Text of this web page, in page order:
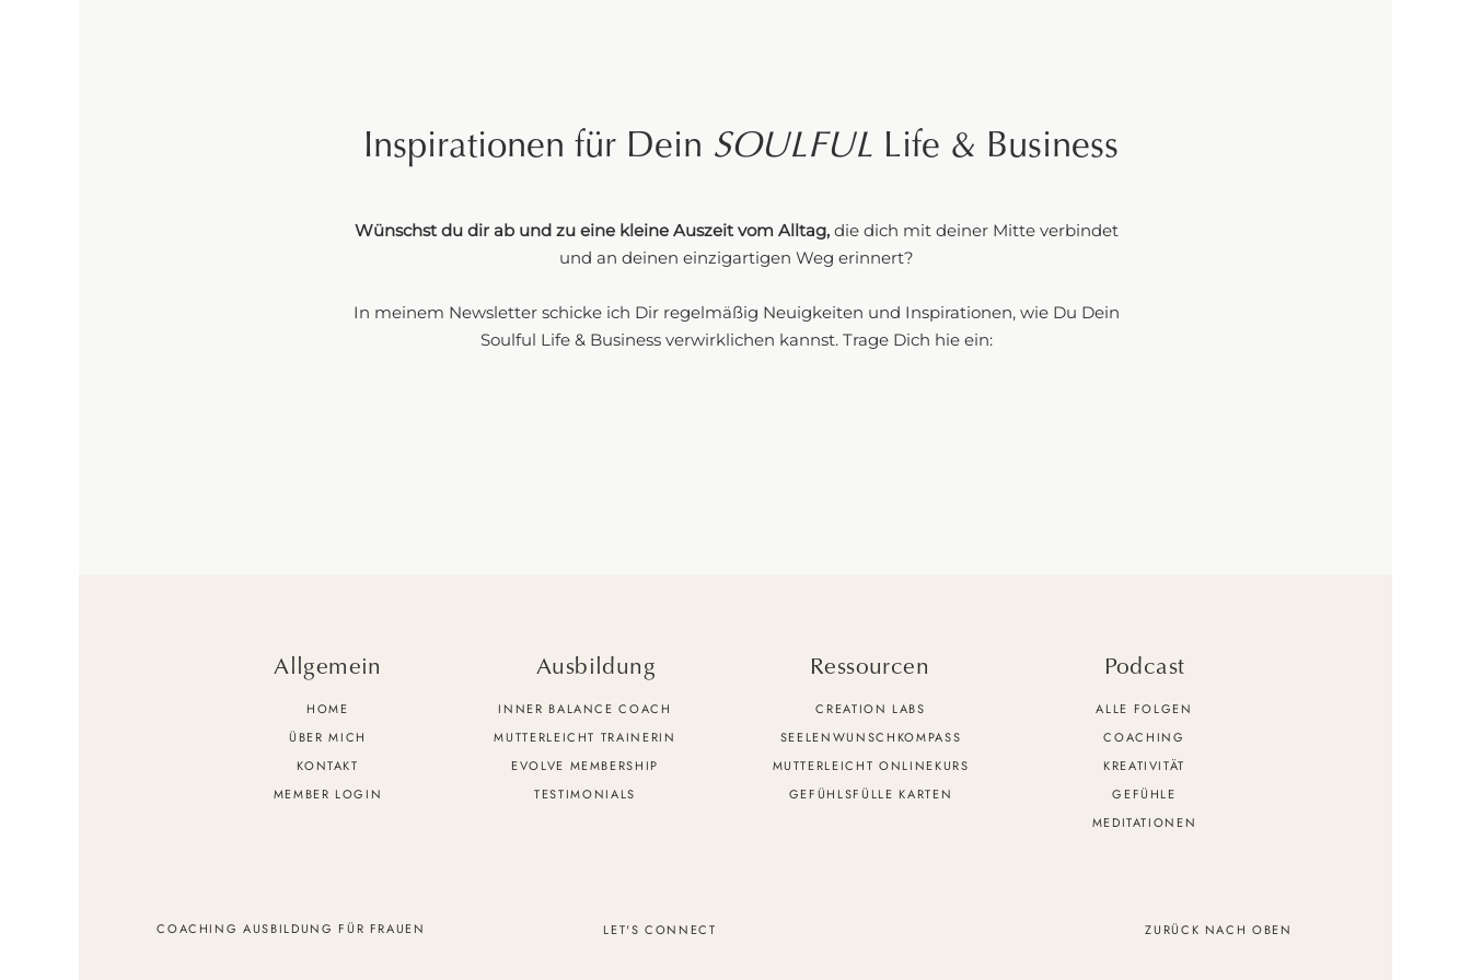
Wünschst du dir ab und zu eine kleine Auszeit vom Alltag, die dich mit deiner Mitte verbindet
und an deinen einzigartigen Weg erinnert?
In meinem Newsletter schicke ich Dir regelmäßig Neuigkeiten und Inspirationen, wie Du Dein
Soulful Life & Business verwirklichen kannst. Trage Dich hie ein:
Inspirationen für Dein SOULFUL Life & Business
HOME
ÜBER MICH
KONTAKT
MEMBER LOGIN
Allgemein Ressourcen
CREATION LABS
SEELENWUNSCHKOMPASS
MUTTERLEICHT ONLINEKURS
GEFÜHLSFÜLLE KARTEN
Ausbildung
INNER BALANCE COACH
MUTTERLEICHT TRAINERIN
EVOLVE MEMBERSHIP
TESTIMONIALS
Podcast
ALLE FOLGEN
COACHING
KREATIVITÄT
GEFÜHLE
MEDITATIONEN
ZURÜCK NACH OBEN
LET'S CONNECT
COACHING AUSBILDUNG FÜR FRAUEN